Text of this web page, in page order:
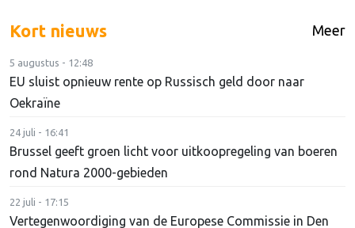
Kort nieuws Meer
5 augustus - 12:48
EU sluist opnieuw rente op Russisch geld door naar
Oekraïne
24 juli - 16:41
Brussel geeft groen licht voor uitkoopregeling van boeren
rond Natura 2000-gebieden
22 juli - 17:15
Vertegenwoordiging van de Europese Commissie in Den